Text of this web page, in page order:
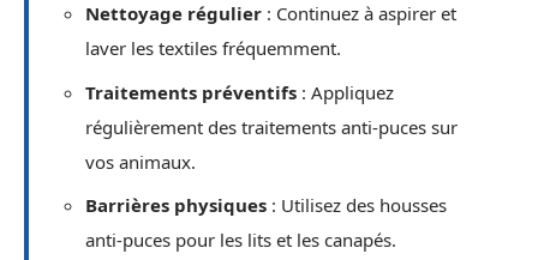
Nettoyage régulier : Continuez à aspirer et
laver les textiles fréquemment.
Traitements préventifs : Appliquez
régulièrement des traitements anti-puces sur
vos animaux.
Barrières physiques : Utilisez des housses
anti-puces pour les lits et les canapés.